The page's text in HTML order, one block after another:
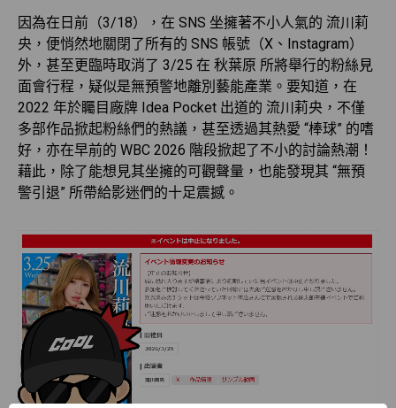
因為在日前（3/18），在 SNS 坐擁著不小人氣的 流川莉
央，便悄然地關閉了所有的 SNS 帳號（X、Instagram）
外，甚至更臨時取消了 3/25 在 秋葉原 所將舉行的粉絲見
面會行程，疑似是無預警地離別藝能產業。要知道，在
2022 年於矚目廠牌 Idea Pocket 出道的 流川莉央，不僅
多部作品掀起粉絲們的熱議，甚至透過其熱愛 “棒球” 的嗜
好，亦在早前的 WBC 2026 階段掀起了不小的討論熱潮！
藉此，除了能想見其坐擁的可觀聲量，也能發現其 “無預
警引退” 所帶給影迷們的十足震撼。